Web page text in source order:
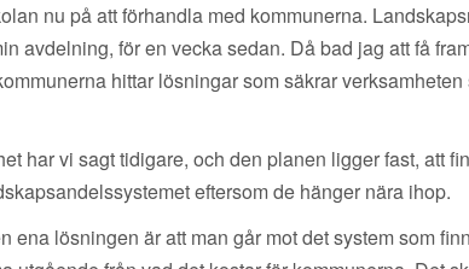
nu på att förhandla med kommunerna.
avdelning, för en vecka sedan. Då bad jag att få
hittar lösningar som säkrar
har vi sagt tidigare, och den planen ligger fast, att
eftersom de hänger nära ihop.
lösningen är att man går mot det system som